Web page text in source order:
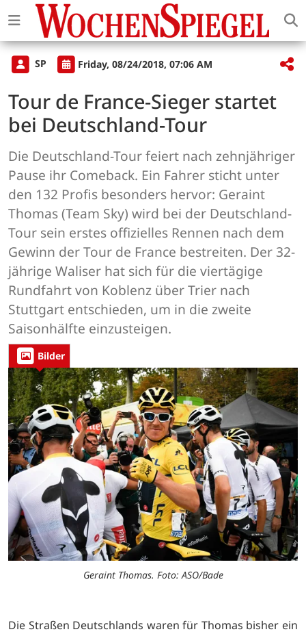
SP Friday, 08/24/2018, 07:06 AM
Tour de France-Sieger startet
bei Deutschland-Tour
Die Deutschland-Tour feiert nach zehnjähriger
Pause ihr Comeback. Ein Fahrer sticht unter
den 132 Profis besonders hervor: Geraint
Thomas (Team Sky) wird bei der Deutschland-
Tour sein erstes offizielles Rennen nach dem
Gewinn der Tour de France bestreiten. Der 32-
jährige Waliser hat sich für die viertägige
Rundfahrt von Koblenz über Trier nach
Stuttgart entschieden, um in die zweite
Saisonhälfte einzusteigen.
Bilder
Geraint Thomas. Foto: ASO/Bade
Die Straßen Deutschlands waren für Thomas bisher ein